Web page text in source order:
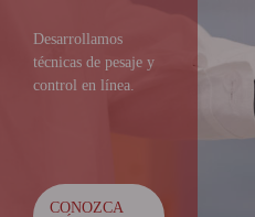
Comercializamos
maquinarías y